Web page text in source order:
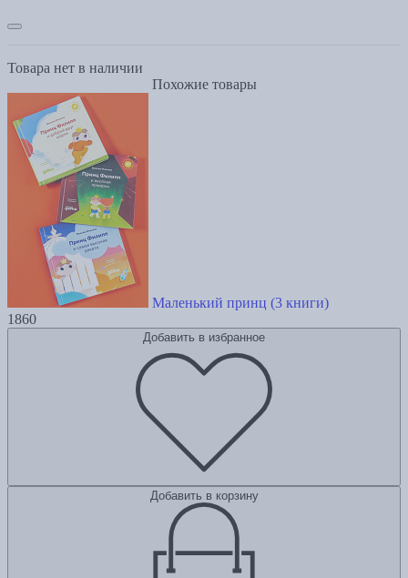
Товара нет в наличии
Похожие товары
Маленький принц (3 книги)
1860
Добавить в избранное
Добавить в корзину